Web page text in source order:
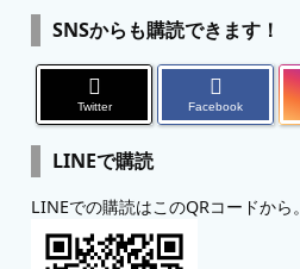
SNSからも購読できます！
Twitter Facebook
LINEで購読
LINEでの購読はこのQRコードから。